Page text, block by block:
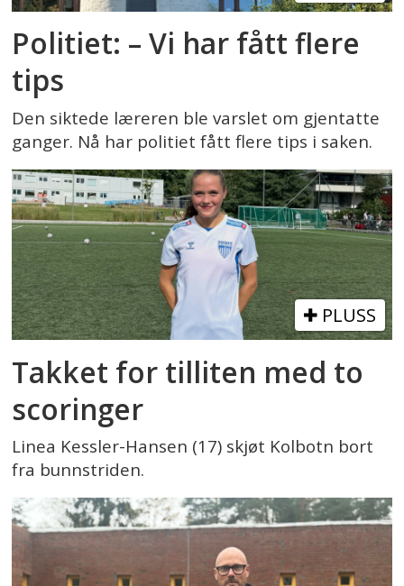
Politiet: – Vi har fått flere
tips
Den siktede læreren ble varslet om gjentatte
ganger. Nå har politiet fått flere tips i saken.
PLUSS
Takket for tilliten med to
scoringer
Linea Kessler-Hansen (17) skjøt Kolbotn bort
fra bunnstriden.